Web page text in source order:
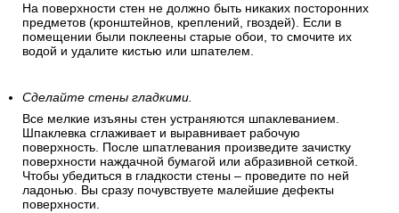
На поверхности стен не должно быть никаких посторонних
предметов (кронштейнов, креплений, гвоздей). Если в
помещении были поклеены старые обои, то смочите их
водой и удалите кистью или шпателем.
Сделайте стены гладкими.
Все мелкие изъяны стен устраняются шпаклеванием.
Шпаклевка сглаживает и выравнивает рабочую
поверхность. После шпатлевания произведите зачистку
поверхности наждачной бумагой или абразивной сеткой.
Чтобы убедиться в гладкости стены – проведите по ней
ладонью. Вы сразу почувствуете малейшие дефекты
поверхности.